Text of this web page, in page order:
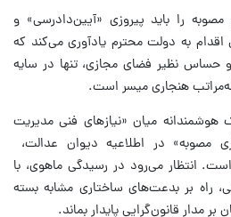
را باید پیروزی «آیین‌دادرسی» و
به دولت محترم یادآوری می‌کند که
حساس نظیر فضای مجازی، تنها در سایه
هنجاری میسر است.
میان «نیازهای فنی مدیریت
مصوبه» در اطلاعیه دیوان عدالت،
انتظار می‌رود در رسیدگی ماهوی، با
راه بر بدعت‌های ساختاری مشابه بسته
مدار قانون‌گرایی پایدار بماند.